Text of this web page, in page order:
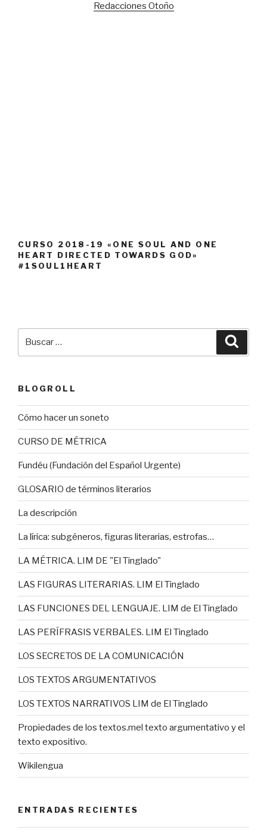
Redacciones Otoño
CURSO 2018-19 «ONE SOUL AND ONE
HEART DIRECTED TOWARDS GOD»
#1SOUL1HEART
BLOGROLL
Cómo hacer un soneto
CURSO DE MÉTRICA
Fundéu (Fundación del Español Urgente)
GLOSARIO de términos literarios
La descripción
La lírica: subgéneros, figuras literarias, estrofas…
LA MÉTRICA. LIM DE "El Tinglado"
LAS FIGURAS LITERARIAS. LIM El Tinglado
LAS FUNCIONES DEL LENGUAJE. LIM de El Tinglado
LAS PERÍFRASIS VERBALES. LIM El Tinglado
LOS SECRETOS DE LA COMUNICACIÓN
LOS TEXTOS ARGUMENTATIVOS
LOS TEXTOS NARRATIVOS LIM de El Tinglado
Propiedades de los textos.mel texto argumentativo y el
texto expositivo.
Wikilengua
ENTRADAS RECIENTES